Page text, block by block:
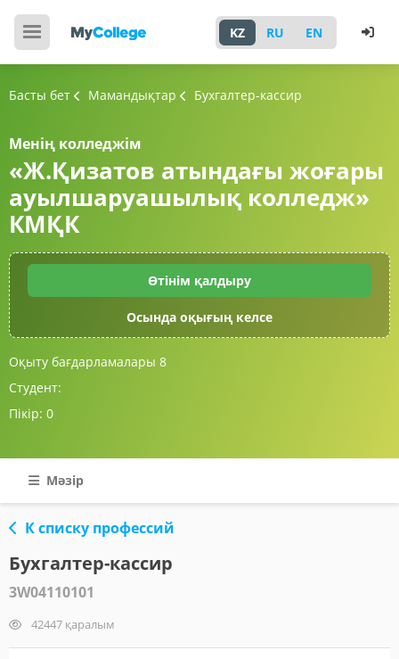
KZ RU EN
Басты бет Мамандықтар Бухгалтер-кассир
Менің колледжім
«Ж.Қизатов атындағы жоғары
ауылшаруашылық колледж»
КМҚК
Өтінім қалдыру
Осында оқығың келсе
Оқыту бағдарламалары 8
Студент:
Пікір: 0
Мәзір
К списку профессий
Бухгалтер-кассир
3W04110101
42447 қаралым